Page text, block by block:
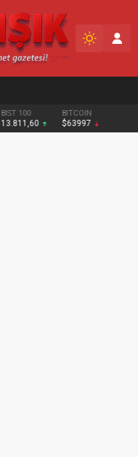
BIST 100
13.811,60
BITCOIN
$63997